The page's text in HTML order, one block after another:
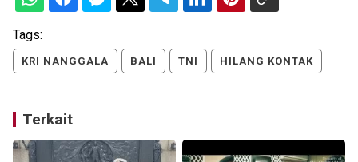
Tags:
KRI NANGGALA BALI TNI HILANG KONTAK
Terkait